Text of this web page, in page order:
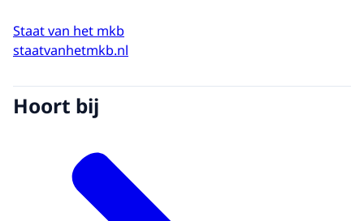
Staat van het mkb
staatvanhetmkb.nl
Hoort bij